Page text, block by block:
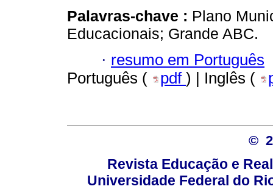
Palavras-chave : Plano
Educacionais; Grande ABC.
· resumo em Português
Português (
pdf ) | Inglês (
©
Revista Educação e
Universidade Federal do